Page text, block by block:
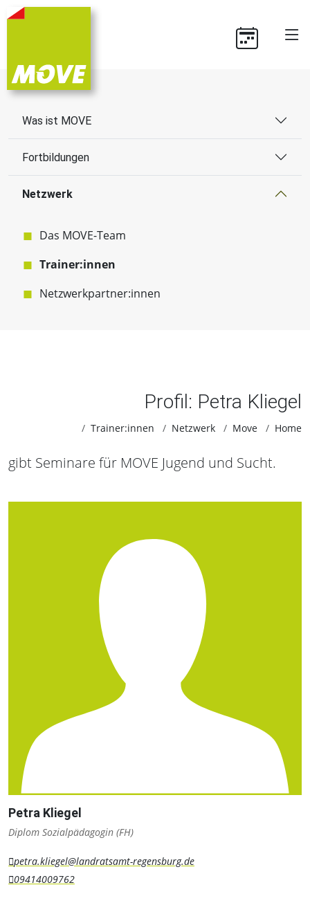
Was ist MOVE
Fortbildungen
Netzwerk
Das MOVE-Team
Trainer:innen
Netzwerkpartner:innen
Profil: Petra Kliegel
Trainer:innen Netzwerk Move Home
gibt Seminare für MOVE Jugend und Sucht.
Petra Kliegel
Diplom Sozialpädagogin (FH)
petra.kliegel@landratsamt-regensburg.de
09414009762